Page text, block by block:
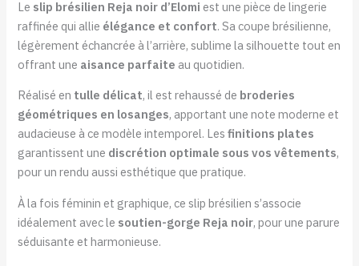
Le slip brésilien Reja noir d’Elomi est une pièce de lingerie
raffinée qui allie élégance et confort. Sa coupe brésilienne,
légèrement échancrée à l’arrière, sublime la silhouette tout en
offrant une aisance parfaite au quotidien.
Réalisé en tulle délicat, il est rehaussé de broderies
géométriques en losanges, apportant une note moderne et
audacieuse à ce modèle intemporel. Lesfinitions plates
garantissent une discrétion optimale sous vos vêtements,
pour un rendu aussi esthétique que pratique.
À la fois féminin et graphique, ce slip brésilien s’associe
idéalement avec le soutien-gorge Reja noir, pour une parure
séduisante et harmonieuse.